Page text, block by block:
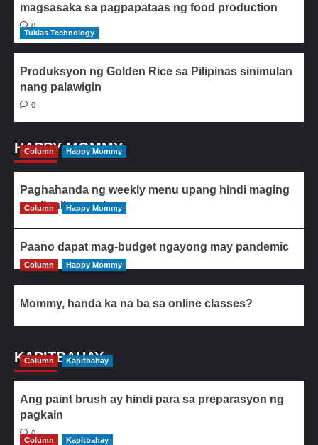
magsasaka sa pagpapataas ng food production
0
Tuklas Technology
Produksyon ng Golden Rice sa Pilipinas sinimulan
nang palawigin
0
HAPPY MOMMY
Column Happy Mommy
Paghahanda ng weekly menu upang hindi maging
paulit-ulit ang ulam
Column Happy Mommy
Paano dapat mag-budget ngayong may pandemic
Column Happy Mommy
Mommy, handa ka na ba sa online classes?
KAPITBAHAY
Column Kapitbahay
Ang paint brush ay hindi para sa preparasyon ng
pagkain
0
Column
Kapitbahay